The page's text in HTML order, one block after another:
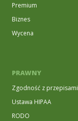
Premium
Biznes
Wycena
PRAWNY
Zgodność z przepisami
Ustawa HIPAA
RODO